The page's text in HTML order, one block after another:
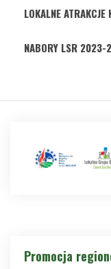
LOKALNE ATRAKCJE
NABORY LSR 2023-
Promocja